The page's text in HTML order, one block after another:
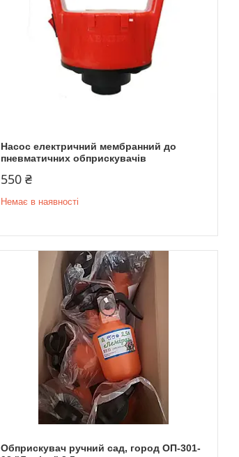
Насос електричний мембранний до
пневматичних обприскувачів
550 ₴
Немає в наявності
Обприскувач ручний сад, город ОП-301-